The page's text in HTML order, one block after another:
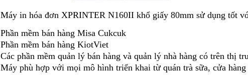
Máy in hóa đơn XPRINTER N160II khổ giấy 80mm sử dụng tốt
Phần mềm bán hàng Misa Cukcuk
Phần mềm bán hàng KiotViet
Các phần mềm quản lý bán hàng và quản lý nhà hàng có trên thị
Máy phù hợp với mọi mô hình triển khai từ quán trà sữa, cửa